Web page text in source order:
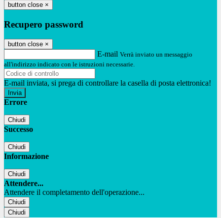
button close ×
Recupero password
button close ×
E-mail Verrà inviato un messaggio
all'indirizzo indicato con le istruzioni necessarie.
E-mail inviata, si prega di controllare la casella di posta elettronica!
Errore
Chiudi
Successo
Chiudi
Informazione
Chiudi
Attendere...
Attendere il completamento dell'operazione...
Chiudi
Chiudi